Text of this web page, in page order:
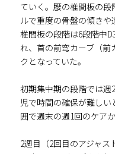
ていく。腰の椎間板の段
ルで重度の骨盤の傾き
椎間板の段階は6段階中
れ、首の前弯カーブ（前
クとなっていた。
初期集中期の段階では
児で時間の確保が難し
囲で週末の週1回のケア
2週目（2回目のアジャ